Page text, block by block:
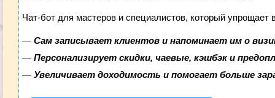
Чат-бот для мастеров и специалистов, который упрощает
— Сам записывает клиентов и напоминает им о
— Персонализирует скидки, чаевые, кэшбэк и
— Увеличивает доходимость и помогает больше